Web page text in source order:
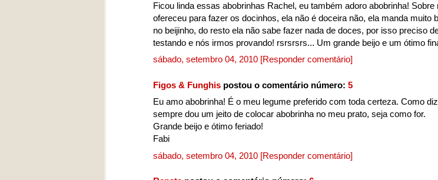
Ficou linda essas abobrinhas Rachel, eu também adoro abobrinha!
ofereceu para fazer os docinhos, ela não é doceira não, ela manda muito
no beijinho, do resto ela não sabe fazer nada de doces, por isso preciso
testando e nós irmos provando! rsrsrsrs... Um grande beijo e um ótimo
sábado, setembro 04, 2010 [Responder comentário]
Figos & Funghis postou o comentário número: 5
Eu amo abobrinha! É o meu legume preferido com toda certeza. Como
sempre dou um jeito de colocar abobrinha no meu prato, seja como for.
Grande beijo e ótimo feriado!
Fabi
sábado, setembro 04, 2010 [Responder comentário]